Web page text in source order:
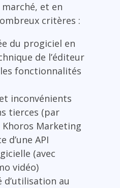
et en
critères :
du progiciel en
de l’éditeur
fonctionnalités
inconvénients
tierces (par
Khoros Marketing
d’une API
(avec
vidéo)
au